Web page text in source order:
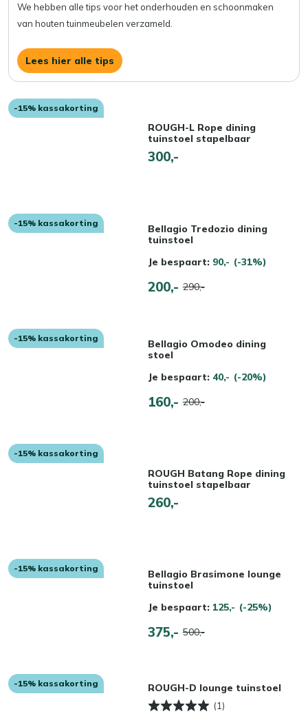
We hebben alle tips voor het onderhouden en schoonmaken
van houten tuinmeubelen verzameld.
Lees hier alle tips
-15% kassakorting
ROUGH-L Rope dining
tuinstoel stapelbaar
300,-
-15% kassakorting
Bellagio Tredozio dining
tuinstoel
Je bespaart: 90,- (-31%)
200,- 290,-
-15% kassakorting
Bellagio Omodeo dining
stoel
Je bespaart: 40,- (-20%)
160,- 200,-
-15% kassakorting
ROUGH Batang Rope dining
tuinstoel stapelbaar
260,-
-15% kassakorting
Bellagio Brasimone lounge
tuinstoel
Je bespaart: 125,- (-25%)
375,- 500,-
-15% kassakorting ROUGH-D lounge tuinstoel
(1)